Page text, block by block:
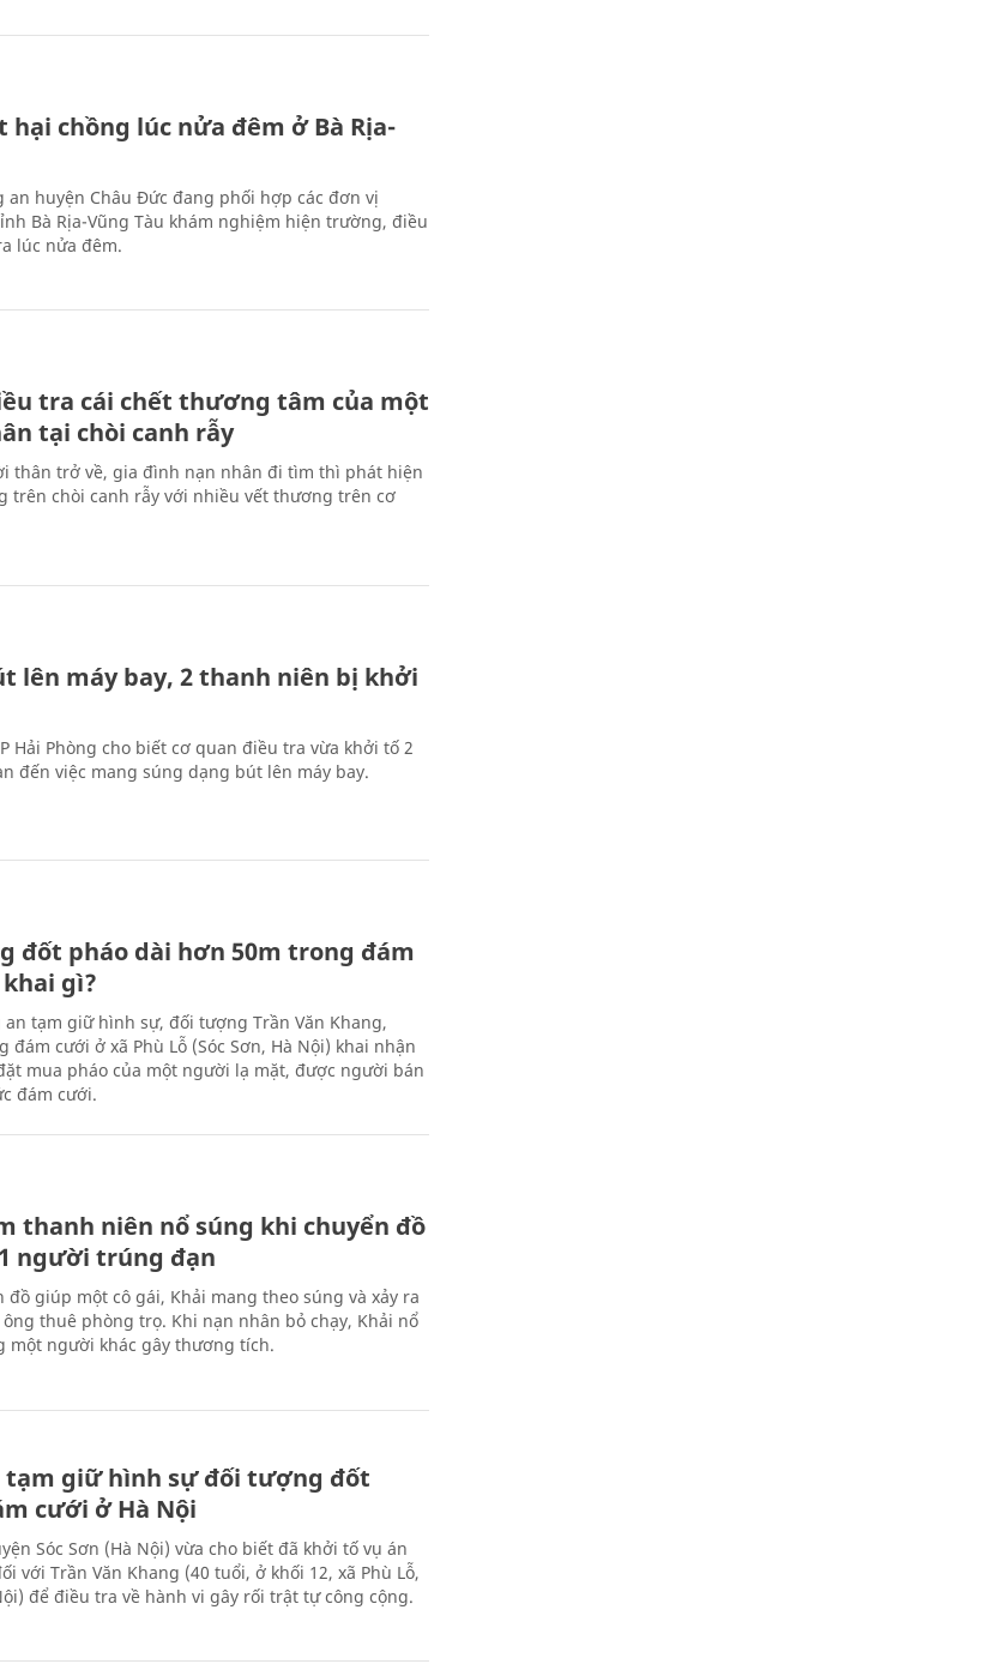
hại chồng lúc nửa đêm ở Bà Rịa-
an huyện Châu Đức đang phối hợp các đơn vị
Bà Rịa-Vũng Tàu khám nghiệm hiện trường, điều
lúc nửa đêm.
tra cái chết thương tâm của một
tại chòi canh rẫy
thân trở về, gia đình nạn nhân đi tìm thì phát hiện
trên chòi canh rẫy với nhiều vết thương trên cơ
lên máy bay, 2 thanh niên bị khởi
Hải Phòng cho biết cơ quan điều tra vừa khởi tố 2
đến việc mang súng dạng bút lên máy bay.
đốt pháo dài hơn 50m trong đám
gì?
an tạm giữ hình sự, đối tượng Trần Văn Khang,
cưới ở xã Phù Lỗ (Sóc Sơn, Hà Nội) khai nhận
mua pháo của một người lạ mặt, được người bán
đám cưới.
thanh niên nổ súng khi chuyển đồ
người trúng đạn
giúp một cô gái, Khải mang theo súng và xảy ra
thuê phòng trọ. Khi nạn nhân bỏ chạy, Khải nổ
một người khác gây thương tích.
tạm giữ hình sự đối tượng đốt
cưới ở Hà Nội
Sóc Sơn (Hà Nội) vừa cho biết đã khởi tố vụ án
với Trần Văn Khang (40 tuổi, ở khối 12, xã Phù Lỗ,
để điều tra về hành vi gây rối trật tự công cộng.